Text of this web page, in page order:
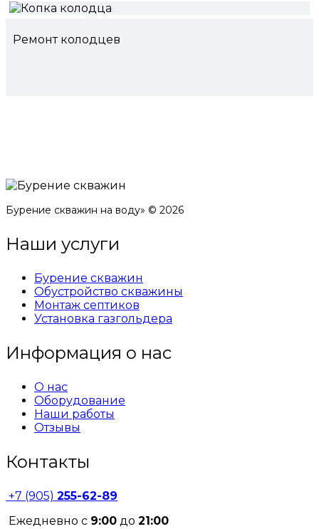
Ремонт колодцев
Бурение скважин на воду» © 2026
Наши услуги
Бурение скважин
Обустройство скважины
Монтаж септиков
Установка газгольдера
Информация о нас
О нас
Оборудование
Наши работы
Отзывы
Контакты
+7 (905) 255-62-89
Ежедневно с 9:00 до 21:00